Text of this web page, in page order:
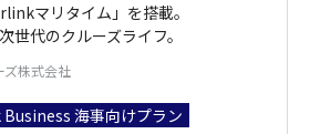
マリタイム」を搭載。
世代のクルーズライフ。
ズ株式会社
海事向けプラン